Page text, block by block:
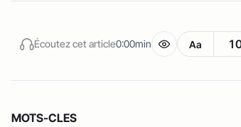
Écoutez cet article0:00min Aa
MOTS-CLES